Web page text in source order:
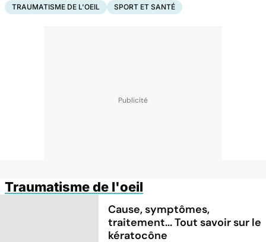
TRAUMATISME DE L'OEIL SPORT ET SANTÉ
Traumatisme de l'oeil
Cause, symptômes,
traitement... Tout savoir sur le
kératocône